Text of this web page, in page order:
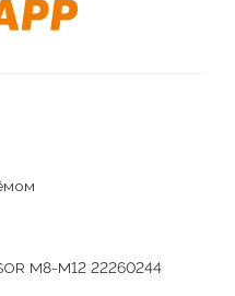
M8-M12 22260244